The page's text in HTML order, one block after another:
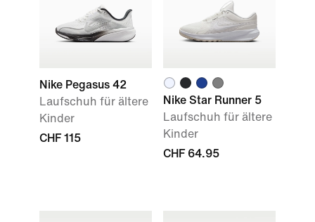
Nike Pegasus 42
Laufschuh für ältere
Kinder
CHF 115
Nike Star Runner 5
Laufschuh für ältere
Kinder
CHF 64.95